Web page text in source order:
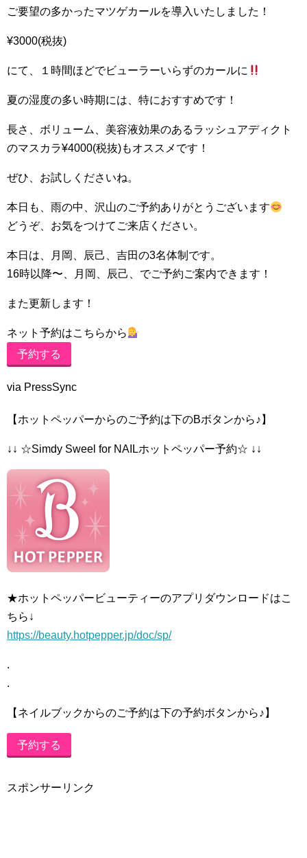
ご要望の多かったマツゲカールを導入いたしました！
¥3000(税抜)
にて、１時間ほどでビューラーいらずのカールに
夏の湿度の多い時期には、特におすすめです！
長さ、ボリューム、美容液効果のあるラッシュアディクト
のマスカラ¥4000(税抜)もオススメです！
ぜひ、お試しくださいね。
本日も、雨の中、沢山のご予約ありがとうございます
どうぞ、お気をつけてご来店ください。
本日は、月岡、辰己、吉田の3名体制です。
16時以降〜、月岡、辰己、でご予約ご案内できます！
また更新します！
ネット予約はこちらから
予約する
via PressSync
【ホットペッパーからのご予約は下のBボタンから♪】
↓↓ ☆Simdy Sweel for NAILホットペッパー予約☆ ↓↓
★ホットペッパービューティーのアプリダウンロードはこ
ちら↓
https://beauty.hotpepper.jp/doc/sp/
.
.
【ネイルブックからのご予約は下の予約ボタンから♪】
予約する
スポンサーリンク